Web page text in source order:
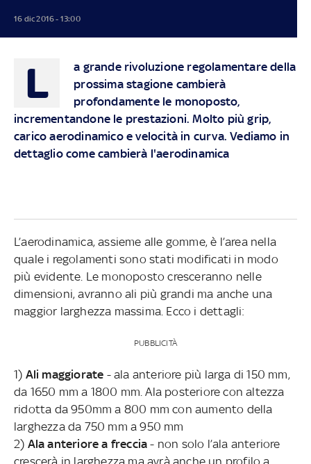
16 dic 2016 - 13:00
L
a grande rivoluzione regolamentare della
prossima stagione cambierà
profondamente le monoposto,
incrementandone le prestazioni. Molto più grip,
carico aerodinamico e velocità in curva. Vediamo in
dettaglio come cambierà l'aerodinamica
L’aerodinamica, assieme alle gomme, è l’area nella
quale i regolamenti sono stati modificati in modo
più evidente. Le monoposto cresceranno nelle
dimensioni, avranno ali più grandi ma anche una
maggior larghezza massima. Ecco i dettagli:
PUBBLICITÀ
1) Ali maggiorate - ala anteriore più larga di 150 mm,
da 1650 mm a 1800 mm. Ala posteriore con altezza
ridotta da 950mm a 800 mm con aumento della
larghezza da 750 mm a 950 mm
2) Ala anteriore a freccia - non solo l’ala anteriore
crescerà in larghezza ma avrà anche un profilo a